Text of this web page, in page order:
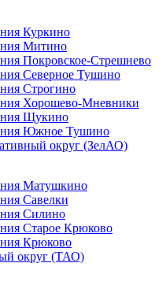
Куркино
Митино
Покровское-Стрешнево
Северное Тушино
Строгино
Хорошево-Мневники
Щукино
Южное Тушино
округ (ЗелАО)
Матушкино
Савелки
Силино
Старое Крюково
Крюково
округ (ТАО)